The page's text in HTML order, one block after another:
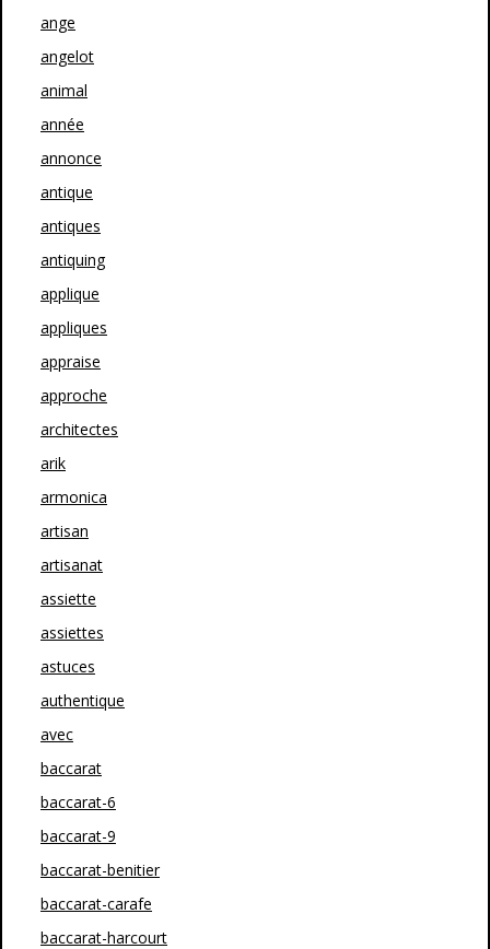
ange
angelot
animal
année
annonce
antique
antiques
antiquing
applique
appliques
appraise
approche
architectes
arik
armonica
artisan
artisanat
assiette
assiettes
astuces
authentique
avec
baccarat
baccarat-6
baccarat-9
baccarat-benitier
baccarat-carafe
baccarat-harcourt